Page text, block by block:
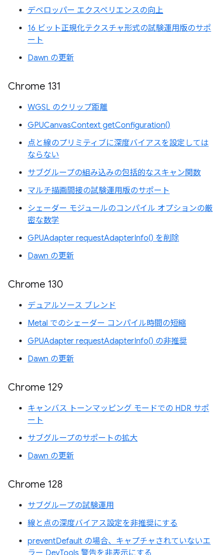
デベロッパー エクスペリエンスの向上
16 ビット正規化テクスチャ形式の試験運用版のサポ
ート
Dawn の更新
Chrome 131
WGSL のクリップ距離
GPUCanvasContext getConfiguration()
点と線のプリミティブに深度バイアスを設定しては
ならない
サブグループの組み込みの包括的なスキャン関数
マルチ描画間接の試験運用版のサポート
シェーダー モジュールのコンパイル オプションの厳
密な数学
GPUAdapter requestAdapterInfo() を削除
Dawn の更新
Chrome 130
デュアルソース ブレンド
Metal でのシェーダー コンパイル時間の短縮
GPUAdapter requestAdapterInfo() の非推奨
Dawn の更新
Chrome 129
キャンバス トーンマッピング モードでの HDR サポ
ート
サブグループのサポートの拡大
Dawn の更新
Chrome 128
サブグループの試験運用
線と点の深度バイアス設定を非推奨にする
preventDefault の場合、キャプチャされていないエ
ラー DevTools 警告を非表示にする